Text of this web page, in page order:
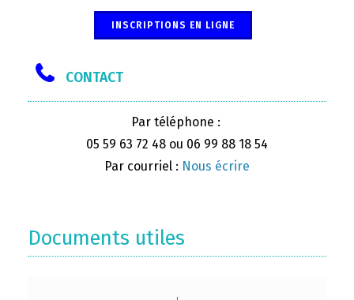
INSCRIPTIONS EN LIGNE
CONTACT
Par téléphone :
05 59 63 72 48 ou 06 99 88 18 54
Par courriel : Nous écrire
Documents utiles